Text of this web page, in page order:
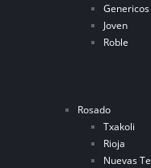
Genericos
Joven
Roble
Rosado
Txakoli
Rioja
Nuevas